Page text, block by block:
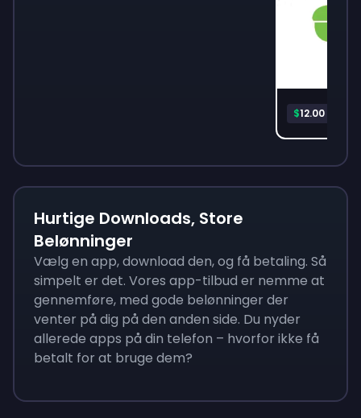
$12.00
Hurtige Downloads, Store
Belønninger
Vælg en app, download den, og få betaling. Så
simpelt er det. Vores app-tilbud er nemme at
gennemføre, med gode belønninger der
venter på dig på den anden side. Du nyder
allerede apps på din telefon – hvorfor ikke få
betalt for at bruge dem?